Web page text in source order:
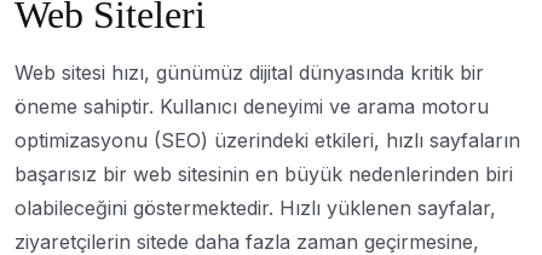
Web Siteleri
Web sitesi hızı, günümüz dijital dünyasında kritik bir
öneme sahiptir. Kullanıcı deneyimi ve arama motoru
optimizasyonu (SEO) üzerindeki etkileri, hızlı sayfaların
başarısız bir web sitesinin en büyük nedenlerinden biri
olabileceğini göstermektedir. Hızlı yüklenen sayfalar,
ziyaretçilerin sitede daha fazla zaman geçirmesine,